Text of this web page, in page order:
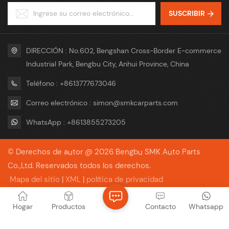
comercial FOB, CIF, CFR, EXW
a pagar contra copia del
Paquete Paquete Neutral o
Servicio OEM y ODM
SUSCRIBIR
DIRECCIÓN : No.602, Bengshan Cross-Border E-commerce
Industrial Park, Bengbu City, Anhui Province, China
Teléfono : +8613777673046
Correo electrónico : simon@smkcarparts.com
WhatsApp : +8613855273205
© Derechos de autor @ 2026 Bengbu SMK Auto Parts
Co.,Ltd. Reservados todos los derechos.
Mapa del sitio | XML | política de privacidad
Red IPv6 compatible
Hogar Productos Whatsapp
Contacto